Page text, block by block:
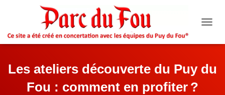
Les ateliers découverte du Puy du
Fou : comment en profiter ?